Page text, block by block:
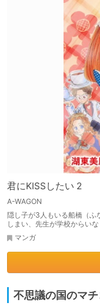
君にKISSしたい 2
A-WAGON
隠し子が3人もいる船橋（ふ
しまい、先生が学校からい
マンガ
不思議の国のマチ